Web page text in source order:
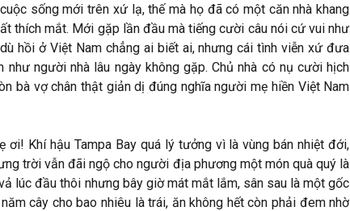
sống mới trên xứ lạ, thế mà họ đã có một căn nhà khang
thích mắt. Mới gặp lần đầu mà tiếng cười câu nói cứ vui như
hồi ở Việt Nam chẳng ai biết ai, nhưng cái tình viễn xứ đưa
người nhà lâu ngày không gặp. Chủ nhà có nụ cười hịch
bà vợ chân thật giản dị đúng nghĩa người mẹ hiền Việt Nam
ơi! Khí hậu Tampa Bay quá lý tưởng vì là vùng bán nhiệt đới,
trời vẫn đãi ngộ cho người địa phương một món quà quý là
lúc đầu thôi nhưng bây giờ mát mắt lắm, sân sau là một gốc
cây cho bao nhiêu là trái, ăn không hết còn phải đem nhờ